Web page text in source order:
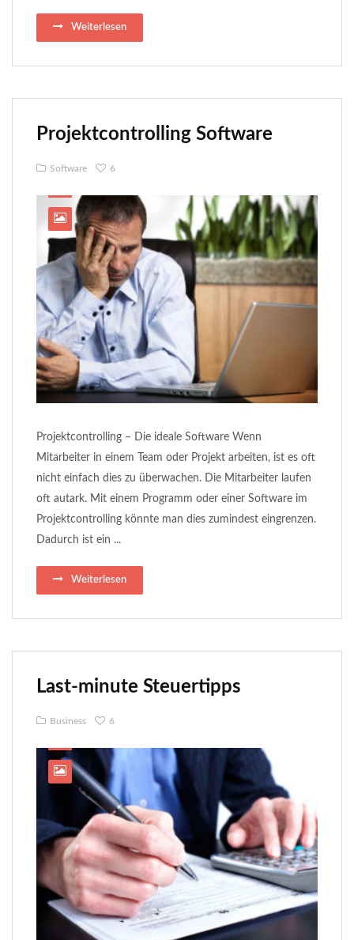
Weiterlesen
Projektcontrolling Software
Software 6
Projektcontrolling – Die ideale Software Wenn
Mitarbeiter in einem Team oder Projekt arbeiten, ist es oft
nicht einfach dies zu überwachen. Die Mitarbeiter laufen
oft autark. Mit einem Programm oder einer Software im
Projektcontrolling könnte man dies zumindest eingrenzen.
Dadurch ist ein ...
Weiterlesen
Last-minute Steuertipps
Business 6